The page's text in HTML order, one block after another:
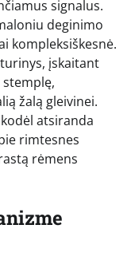
signalus.
deginimo
kompleksiškesnė.
įskaitant
žalą gleivinei.
atsiranda
rimtesnes
rėmens